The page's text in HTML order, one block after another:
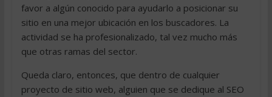
favor a algún conocido para ayudarlo a posicionar su
sitio en una mejor ubicación en los buscadores. La
actividad se ha profesionalizado, tal vez mucho más
que otras ramas del sector.
Queda claro, entonces, que dentro de cualquier
proyecto de sitio web, alguien que se dedique al SEO